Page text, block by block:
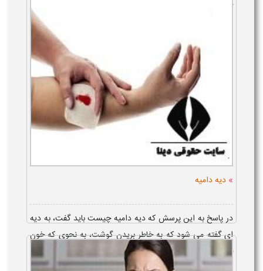
» دیه دامیه
در پاسخ به این پرسش که دیه دامیه چیست باید گفت، به دیه
ای گفته می شود که به خاطر بریدن گوشت، به نحوی که خون
جاری شده باشد، به مجنی علیه تعلق می گیرد. انواع دیه دامیه،
شامل دامیه سر و صو...